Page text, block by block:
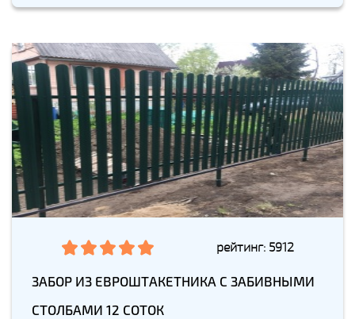
рейтинг: 5912
ЗАБОР ИЗ ЕВРОШТАКЕТНИКА С ЗАБИВНЫМИ
СТОЛБАМИ 12 СОТОК